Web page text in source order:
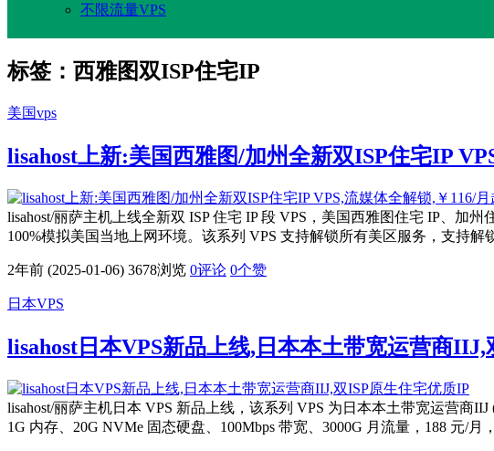
不限流量VPS
标签：西雅图双ISP住宅IP
美国vps
lisahost上新:美国西雅图/加州全新双ISP住宅IP
lisahost/丽萨主机上线全新双 ISP 住宅 IP 段 VPS，美国西雅图住宅 IP、加
100%模拟美国当地上网环境。该系列 VPS 支持解锁所有美区服务，支
2年前 (2025-01-06) 3678浏览 0评论 0个赞
日本VPS
lisahost日本VPS新品上线,日本本土带宽运营商
lisahost/丽萨主机日本 VPS 新品上线，该系列 VPS 为日本本土带宽运营商
1G 内存、20G NVMe 固态硬盘、100Mbps 带宽、3000G 月流量，188 元/